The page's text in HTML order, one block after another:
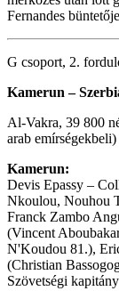
Fernandes
G csoport, 2.
Kamerun –
Al-Vakra, 39 800
arab emírségekbeli)
Kamerun:
Devis Epassy –
Nkoulou, Nouhou
Franck Zambo
(Vincent
N'Koudou 81.),
(Christian
Szövetségi